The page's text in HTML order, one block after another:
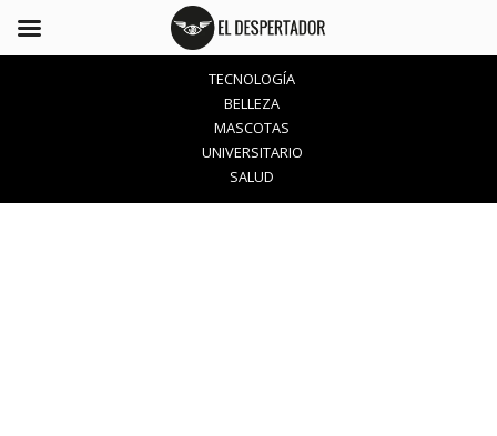
TECNOLOGÍA
BELLEZA
MASCOTAS
UNIVERSITARIO
SALUD